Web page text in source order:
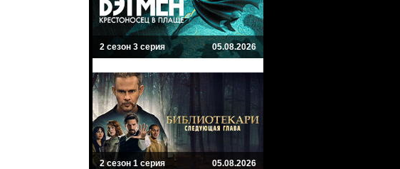
2 сезон 3 серия 05.08.2026
2 сезон 1 серия 05.08.2026